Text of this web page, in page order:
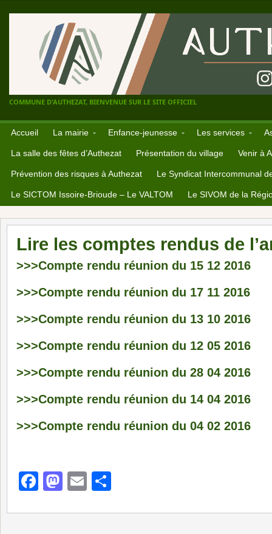
COMMUNE D'AUTHEZAT, BIENVENUE SUR LE SITE OFFICIEL
Accueil La mairie Enfance-jeunesse Les services
La salle des fêtes d’Authezat Présentation du village Venir à
Prévention des risques à Authezat Le Syndicat Intercommunal
Le SICTOM Issoire-Brioude – Le VALTOM Le SIVOM de la
Lire les comptes rendus de
>>>Compte rendu réunion du 15 12 2016
>>>Compte rendu réunion du 17 11 2016
>>>Compte rendu réunion du 13 10 2016
>>>Compte rendu réunion du 12 05 2016
>>>Compte rendu réunion du 28 04 2016
>>>Compte rendu réunion du 14 04 2016
>>>Compte rendu réunion du 04 02 2016
Facebook
Mastodon
Email